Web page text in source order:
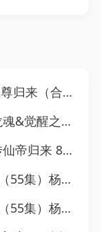
集）岳雨婷
（80集）刘硕峰
归来 80集
杨珈祎&潘东
杨珈祎&潘东